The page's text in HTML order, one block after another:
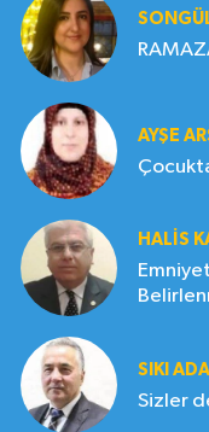
AYŞE
HALIS
SIKI ADA
Sizler